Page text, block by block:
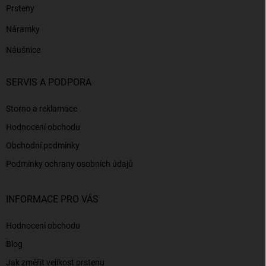
Prsteny
Náramky
Náušnice
SERVIS A PODPORA
Storno a reklamace
Hodnocení obchodu
Obchodní podmínky
Podmínky ochrany osobních údajů
INFORMACE PRO VÁS
Hodnocení obchodu
Blog
Jak změřit velikost prstenu